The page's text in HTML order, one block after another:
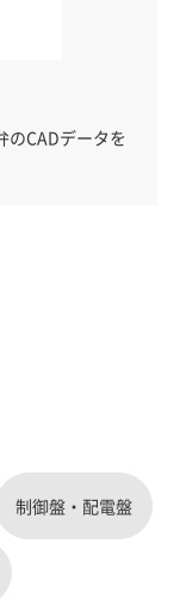
のCADデータを
制御盤・配電盤